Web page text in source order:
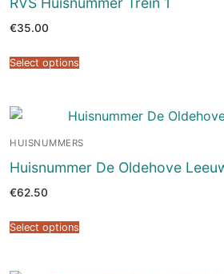
€35.00
Select options
HUISNUMMERS
Huisnummer De Oldehove
€62.50
Select options